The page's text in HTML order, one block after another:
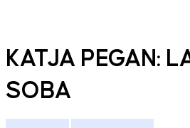
KATJA PEGAN:
SOBA